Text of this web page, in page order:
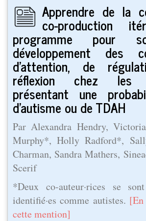
Apprendre de la
co-production
programme pour
développement des
d'attention, de
réflexion chez les
présentant une
d'autisme ou de TDAH
Par Alexandra Hendry,
Murphy*, Holly Radford*,
Charman, Sandra Mathers,
Scerif
*Deux co-auteur·rices se
identifié·es comme autistes.
cette mention]